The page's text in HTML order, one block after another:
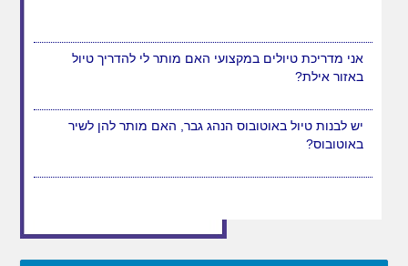
האם מותר לערוך טיול רגלי בשבת?
אני מדריכת טיולים במקצועי האם מותר לי להדריך טיול
באזור אילת?